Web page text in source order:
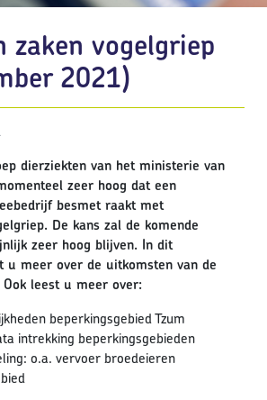
zaken vogelgriep
2021)
dierziekten van het ministerie van
zeer hoog dat een
besmet raakt met
De kans zal de komende
zeer hoog blijven. In dit
u meer over de uitkomsten van de
leest u meer over:
beperkingsgebied Tzum
intrekking beperkingsgebieden
o.a. vervoer broedeieren